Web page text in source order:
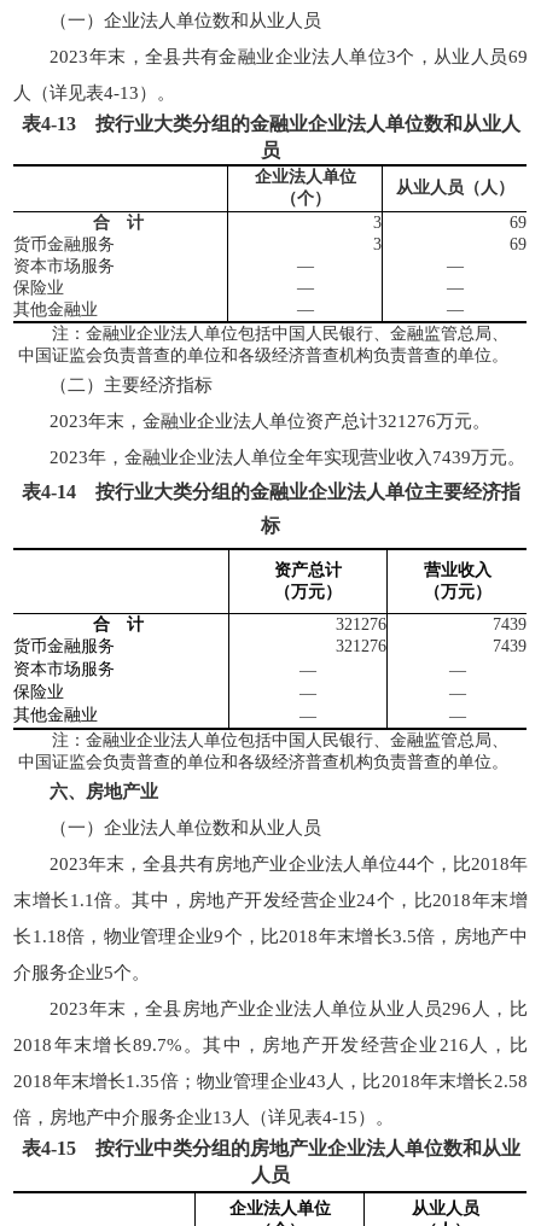
（一）企业法人单位数和从业人员
2023年末，全县共有金融业企业法人单位3个，从业人员69
人（详见表4-13）。
表4-13按行业大类分组的金融业企业法人单位数和从业人
员
企业法人单位
（个）
从业人员（人）
合 计
3
69
货币金融服务
3
69
资本市场服务
—
—
保险业
—
—
其他金融业
—
—
注：金融业企业法人单位包括中国人民银行、金融监管总局、
中国证监会负责普查的单位和各级经济普查机构负责普查的单位。
（二）主要经济指标
2023年末，金融业企业法人单位资产总计321276万元。
2023年，金融业企业法人单位全年实现营业收入7439万元。
表4-14按行业大类分组的金融业企业法人单位主要经济指
标
资产总计
（万元）
营业收入
（万元）
合 计
321276
7439
货币金融服务
321276
7439
资本市场服务
—
—
保险业
—
—
其他金融业
—
—
注：金融业企业法人单位包括中国人民银行、金融监管总局、
中国证监会负责普查的单位和各级经济普查机构负责普查的单位。
六、房地产业
（一）企业法人单位数和从业人员
2023年末，全县共有房地产业企业法人单位44个，比2018年
末增长1.1倍。其中，房地产开发经营企业24个，比2018年末增
长1.18倍，物业管理企业9个，比2018年末增长3.5倍，房地产中
介服务企业5个。
2023年末，全县房地产业企业法人单位从业人员296人，比
2018年末增长89.7%。其中，房地产开发经营企业216人，比
2018年末增长1.35倍；物业管理企业43人，比2018年末增长2.58
倍，房地产中介服务企业13人（详见表4-15）。
表4-15按行业中类分组的房地产业企业法人单位数和从业
人员
企业法人单位
从业人员